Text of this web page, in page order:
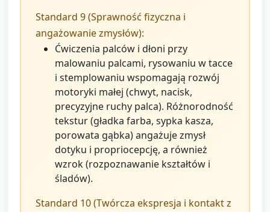
Standard 9 (Sprawność fizyczna i
angażowanie zmysłów):
Ćwiczenia palców i dłoni przy
malowaniu palcami, rysowaniu w tacce
i stemplowaniu wspomagają rozwój
motoryki małej (chwyt, nacisk,
precyzyjne ruchy palca). Różnorodność
tekstur (gładka farba, sypka kasza,
porowata gąbka) angażuje zmysł
dotyku i propriocepcję, a również
wzrok (rozpoznawanie kształtów i
śladów).
Standard 10 (Twórcza ekspresja i kontakt z